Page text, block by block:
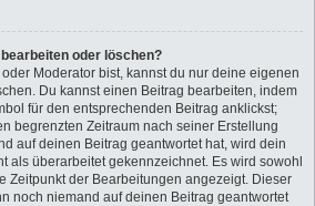
oder löschen?
Moderator bist, kannst du nur deine eigenen
Du kannst einen Beitrag bearbeiten, indem
für den entsprechenden Beitrag anklickst;
begrenzten Zeitraum nach seiner Erstellung
auf deinen Beitrag geantwortet hat, wird dein
als überarbeitet gekennzeichnet. Es wird sowohl
Zeitpunkt der Bearbeitungen angezeigt. Dieser
noch niemand auf deinen Beitrag geantwortet